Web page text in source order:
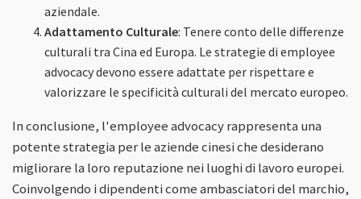
aziendale.
Adattamento Culturale: Tenere conto delle differenze
culturali tra Cina ed Europa. Le strategie di employee
advocacy devono essere adattate per rispettare e
valorizzare le specificità culturali del mercato europeo.
In conclusione, l'employee advocacy rappresenta una
potente strategia per le aziende cinesi che desiderano
migliorare la loro reputazione nei luoghi di lavoro europei.
Coinvolgendo i dipendenti come ambasciatori del marchio,